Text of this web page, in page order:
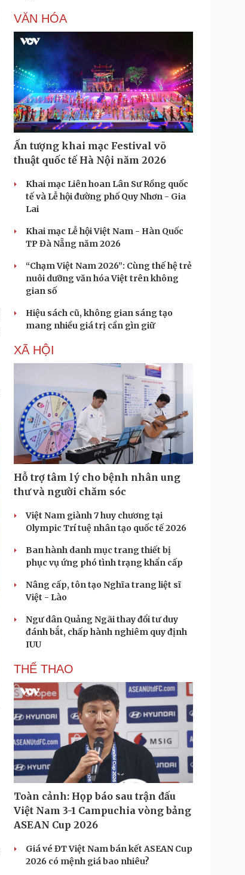
VĂN HÓA
Ấn tượng khai mạc Festival võ
thuật quốc tế Hà Nội năm 2026
Khai mạc Liên hoan Lân Sư Rồng quốc
tế và Lễ hội đường phố Quy Nhơn - Gia
Lai
Khai mạc Lễ hội Việt Nam - Hàn Quốc
TP Đà Nẵng năm 2026
“Chạm Việt Nam 2026”: Cùng thế hệ trẻ
nuôi dưỡng văn hóa Việt trên không
gian số
Hiệu sách cũ, không gian sáng tạo
mang nhiều giá trị cần gìn giữ
XÃ HỘI
Hỗ trợ tâm lý cho bệnh nhân ung
thư và người chăm sóc
Việt Nam giành 7 huy chương tại
Olympic Trí tuệ nhân tạo quốc tế 2026
Ban hành danh mục trang thiết bị
phục vụ ứng phó tình trạng khẩn cấp
Nâng cấp, tôn tạo Nghĩa trang liệt sĩ
Việt - Lào
Ngư dân Quảng Ngãi thay đổi tư duy
đánh bắt, chấp hành nghiêm quy định
IUU
THỂ THAO
Toàn cảnh: Họp báo sau trận đấu
Việt Nam 3-1 Campuchia vòng bảng
ASEAN Cup 2026
Giá vé ĐT Việt Nam bán kết ASEAN Cup
2026 có mệnh giá bao nhiêu?